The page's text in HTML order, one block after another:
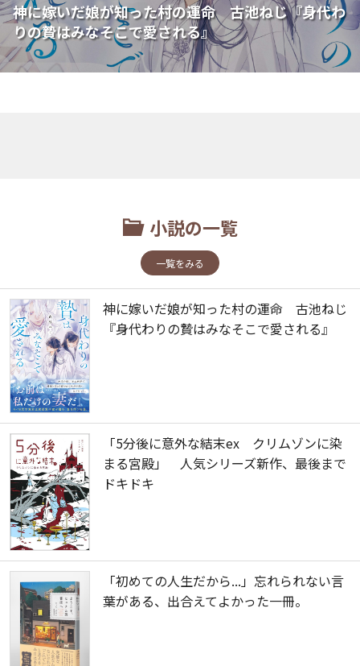
神に嫁いだ娘が知った村の運命 古池ねじ『身代わ
りの贄はみなそこで愛される』
小説の一覧
一覧をみる
神に嫁いだ娘が知った村の運命 古池ねじ
『身代わりの贄はみなそこで愛される』
「5分後に意外な結末ex クリムゾンに染
まる宮殿」 人気シリーズ新作、最後まで
ドキドキ
「初めての人生だから...」忘れられない言
葉がある、出合えてよかった一冊。